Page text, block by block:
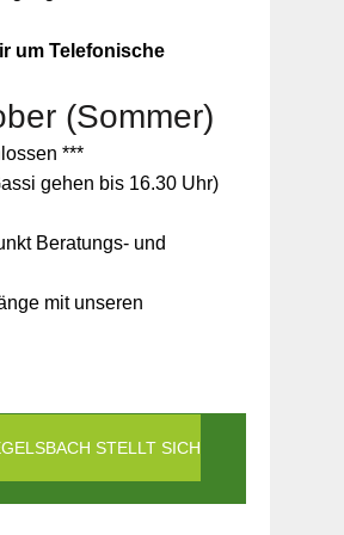
um Telefonische
(Sommer)
***
gehen bis 16.30 Uhr)
Beratungs- und
mit unseren
STELLT SICH